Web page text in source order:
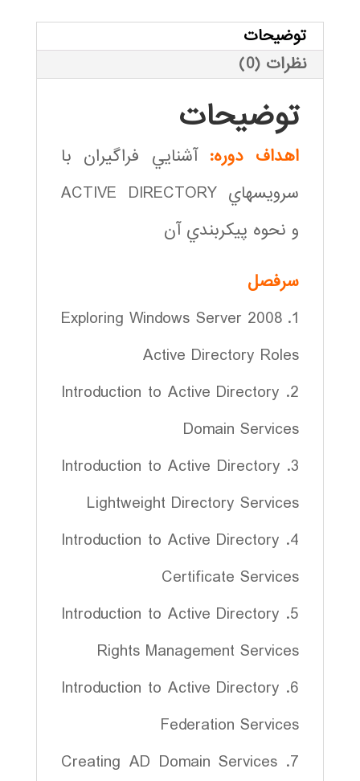
توضیحات
نظرات (0)
توضیحات
اهداف دوره: آشنايي فراگيران با
سرويسهاي ACTIVE DIRECTORY
و نحوه پيكربندي آن
سرفصل
1. Exploring Windows Server 2008
Active Directory Roles
2. Introduction to Active Directory
Domain Services
3. Introduction to Active Directory
Lightweight Directory Services
4. Introduction to Active Directory
Certificate Services
5. Introduction to Active Directory
Rights Management Services
6. Introduction to Active Directory
Federation Services
7. Creating AD Domain Services